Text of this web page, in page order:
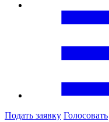
Подать заявку Голосовать